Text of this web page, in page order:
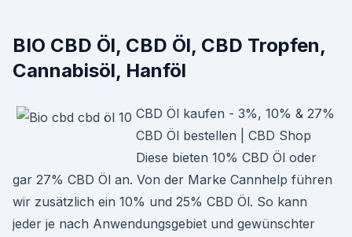
BIO CBD Öl, CBD Öl, CBD Tropfen,
Cannabisöl, Hanföl
CBD Öl kaufen - 3%, 10% & 27%
CBD Öl bestellen | CBD Shop
Diese bieten 10% CBD Öl oder
gar 27% CBD Öl an. Von der Marke Cannhelp führen
wir zusätzlich ein 10% und 25% CBD Öl. So kann
jeder je nach Anwendungsgebiet und gewünschter